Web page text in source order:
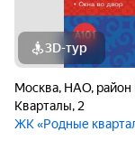
3D-тур
Москва, НАО, район
Кварталы, 2
ЖК «Родные